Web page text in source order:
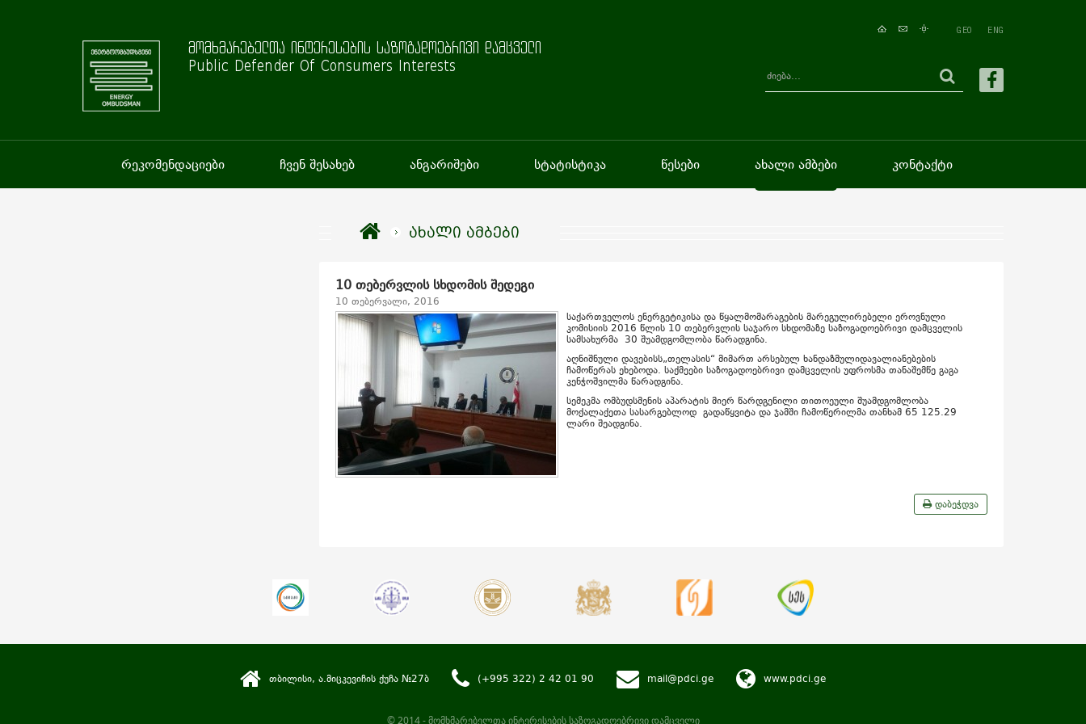
მომხმარებელთა ინტერესების საზოგადოებრივი დამცველი
Public Defender Of Consumers Interests
GEO ENG
რეკომენდაციები ჩვენ შესახებ ანგარიშები სტატისტიკა წესები ახალი ამბები კონტაქტი
ახალი ამბები
10 თებერვლის სხდომის შედეგი
10 თებერვალი, 2016
საქართველოს ენერგეტიკისა და წყალმომარაგების მარეგულირებელი ეროვნული
კომისიის 2016 წლის 10 თებერვლის საჯარო სხდომაზე საზოგადოებრივი დამცველის
სამსახურმა 30 შუამდგომლობა წარადგინა.
აღნიშნული დავებისს„თელასის“ მიმართ არსებულ ხანდაზმულიდავალიანებების
ჩამოწერას ეხებოდა. საქმეები საზოგადოებრივი დამცველის უფროსმა თანაშემწე გაგა
კენჭოშვილმა წარადგინა.
სემეკმა ომბუდსმენის აპარატის მიერ წარდგენილი თითოეული შუამდგომლობა
მოქალაქეთა სასარგებლოდ გადაწყვიტა და ჯამში ჩამოწერილმა თანხამ 65 125.29
ლარი შეადგინა.
დაბეჭდვა
თბილისი, ა.მიცკევიჩის ქუჩა №27ბ (+995 322) 2 42 01 90 mail@pdci.ge www.pdci.ge
© 2014 - მომხმარებელთა ინტერესების საზოგადოებრივი დამცველი